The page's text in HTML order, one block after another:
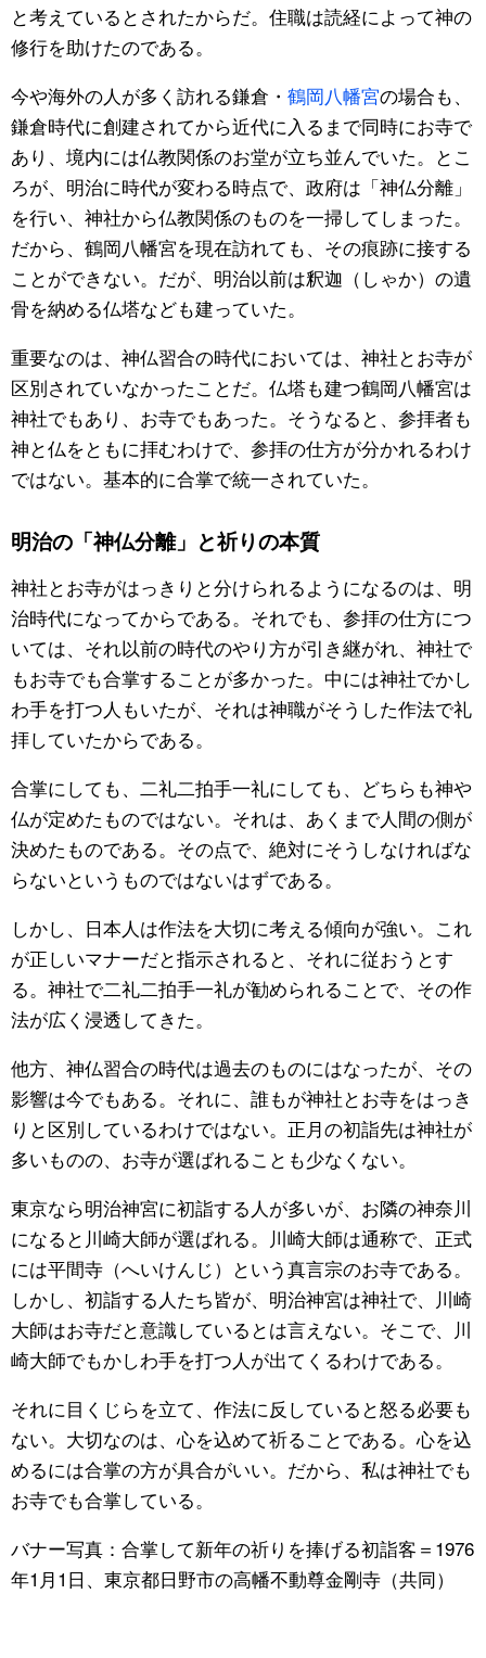
と考えているとされたからだ。住職は読経によって神の
修行を助けたのである。
今や海外の人が多く訪れる鎌倉・ 鶴岡八幡宮の場合も、
鎌倉時代に創建されてから近代に入るまで同時にお寺で
あり、境内には仏教関係のお堂が立ち並んでいた。とこ
ろが、明治に時代が変わる時点で、政府は「神仏分離」
を行い、神社から仏教関係のものを一掃してしまった。
だから、鶴岡八幡宮を現在訪れても、その痕跡に接する
ことができない。だが、明治以前は釈迦（しゃか）の遺
骨を納める仏塔なども建っていた。
重要なのは、神仏習合の時代においては、神社とお寺が
区別されていなかったことだ。仏塔も建つ鶴岡八幡宮は
神社でもあり、お寺でもあった。そうなると、参拝者も
神と仏をともに拝むわけで、参拝の仕方が分かれるわけ
ではない。基本的に合掌で統一されていた。
明治の「神仏分離」と祈りの本質
神社とお寺がはっきりと分けられるようになるのは、明
治時代になってからである。それでも、参拝の仕方につ
いては、それ以前の時代のやり方が引き継がれ、神社で
もお寺でも合掌することが多かった。中には神社でかし
わ手を打つ人もいたが、それは神職がそうした作法で礼
拝していたからである。
合掌にしても、二礼二拍手一礼にしても、どちらも神や
仏が定めたものではない。それは、あくまで人間の側が
決めたものである。その点で、絶対にそうしなければな
らないというものではないはずである。
しかし、日本人は作法を大切に考える傾向が強い。これ
が正しいマナーだと指示されると、それに従おうとす
る。神社で二礼二拍手一礼が勧められることで、その作
法が広く浸透してきた。
他方、神仏習合の時代は過去のものにはなったが、その
影響は今でもある。それに、誰もが神社とお寺をはっき
りと区別しているわけではない。正月の初詣先は神社が
多いものの、お寺が選ばれることも少なくない。
東京なら明治神宮に初詣する人が多いが、お隣の神奈川
になると川崎大師が選ばれる。川崎大師は通称で、正式
には平間寺（へいけんじ）という真言宗のお寺である。
しかし、初詣する人たち皆が、明治神宮は神社で、川崎
大師はお寺だと意識しているとは言えない。そこで、川
崎大師でもかしわ手を打つ人が出てくるわけである。
それに目くじらを立て、作法に反していると怒る必要も
ない。大切なのは、心を込めて祈ることである。心を込
めるには合掌の方が具合がいい。だから、私は神社でも
お寺でも合掌している。
バナー写真：合掌して新年の祈りを捧げる初詣客＝1976
年1月1日、東京都日野市の高幡不動尊金剛寺（共同）